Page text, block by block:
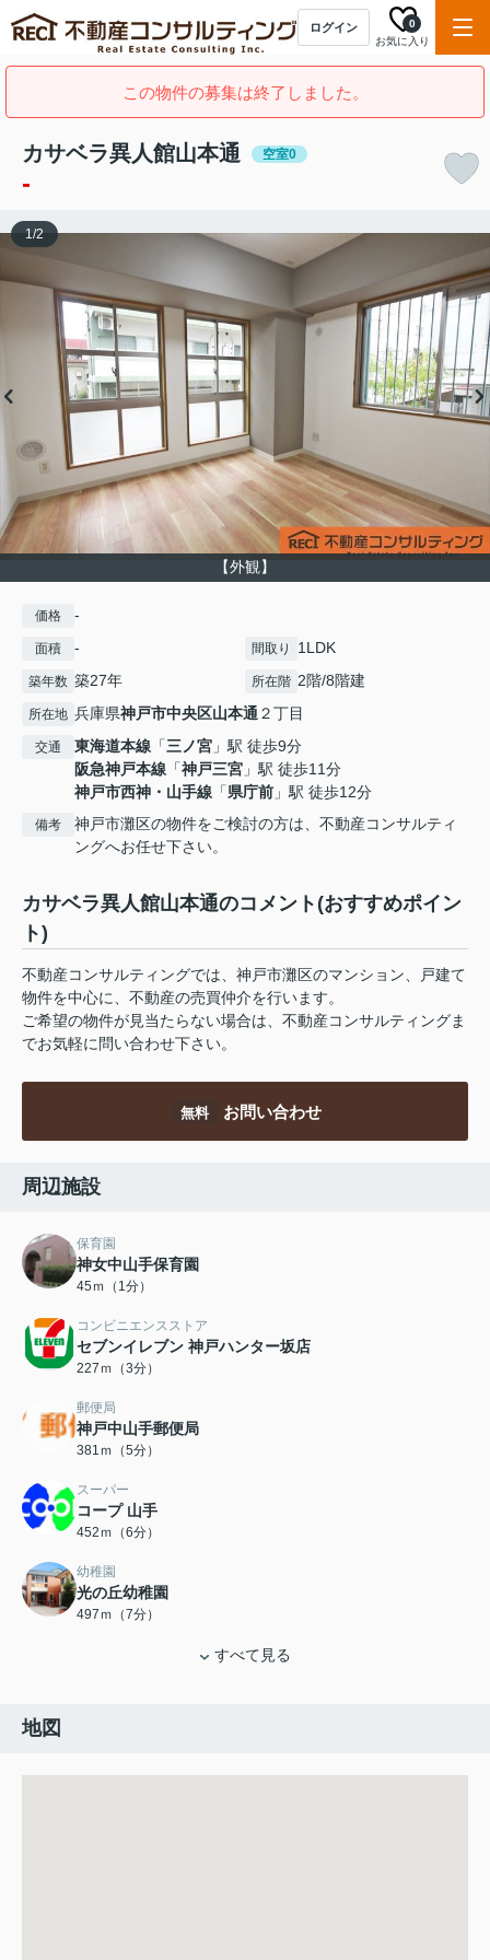
ログイン
お気に入り
0
この物件の募集は終了しました。
カサベラ異人館山本通 空室0
-
【外観】
1/2
価格 -
面積 - 間取り 1LDK
築年数 築27年 所在階 2階/8階建
所在地 兵庫県神戸市中央区山本通２丁目
交通 東海道本線 「三ノ宮 」駅 徒歩9分
阪急神戸本線 「神戸三宮 」駅 徒歩11分
神戸市西神・山手線 「県庁前 」駅 徒歩12分
備考
神戸市灘区の物件をご検討の方は、不動産コンサルティ
ングへお任せ下さい。
カサベラ異人館山本通のコメント(おすすめポイン
ト)
不動産コンサルティングでは、神戸市灘区のマンション、戸建て
物件を中心に、不動産の売買仲介を行います。
ご希望の物件が見当たらない場合は、不動産コンサルティングま
でお気軽に問い合わせ下さい。
無料 お問い合わせ
周辺施設
保育園
神女中山手保育園
45ｍ（1分）
コンビニエンスストア
セブンイレブン 神戸ハンター坂店
227ｍ（3分）
郵便局
神戸中山手郵便局
381ｍ（5分）
スーパー
コープ 山手
452ｍ（6分）
幼稚園
光の丘幼稚園
497ｍ（7分）
すべて見る
地図